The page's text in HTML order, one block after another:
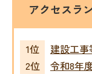
アクセスラ
建設工
令和8年